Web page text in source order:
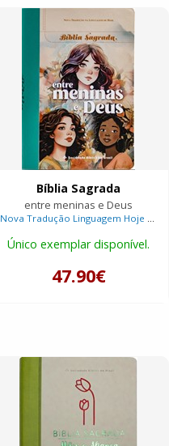
Bíblia Sagrada
entre meninas e Deus
Nova Tradução Linguagem Hoje
Único exemplar disponível.
47.90€